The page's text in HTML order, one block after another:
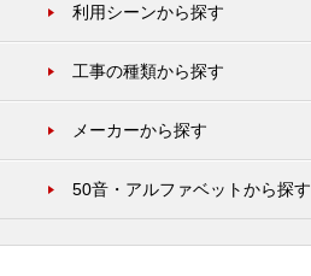
利用シーンから探す
工事の種類から探す
メーカーから探す
50音・アルファベットから探す